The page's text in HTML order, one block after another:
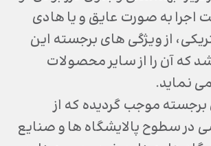
اجرا به صورت عایق و یا هادی
از ویژگی های برجسته این
که آن را از سایر محصولات
نماید.
موجب گردیده که از
سطوح پالایشگاه ها و صنایع